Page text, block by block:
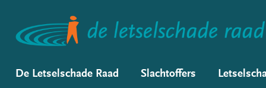
De Letselschade Raad Slachtoffers